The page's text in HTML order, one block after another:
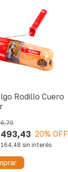
Rodillo Cuero
20% OFF
sin interés